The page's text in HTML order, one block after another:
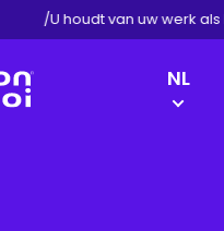
/U houdt van uw werk
NL